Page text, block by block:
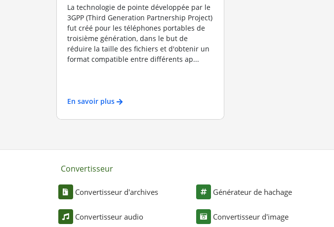
La technologie de pointe développée par le
3GPP (Third Generation Partnership Project)
fut créé pour les téléphones portables de
troisième génération, dans le but de
réduire la taille des fichiers et d'obtenir un
format compatible entre différents ap...
En savoir plus
Convertisseur
Convertisseur d'archives
Convertisseur audio
Générateur de hachage
Convertisseur d'image